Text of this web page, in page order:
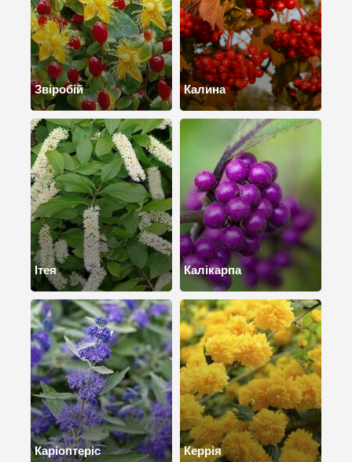
Звіробій Калина
Ітея Калікарпа
Каріоптеріс Керрія